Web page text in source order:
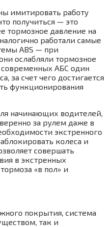
имитировать работу
получиться — это
тормозное давление на
работали самые
ABS — при
ослабляли тормозное
современных АБС один
за счет чего достигается
функционирования
начинающих водителей,
за рулем даже в
экстренного
колеса и
совершать
в экстренных
«в пол» и
покрытия, система
так и